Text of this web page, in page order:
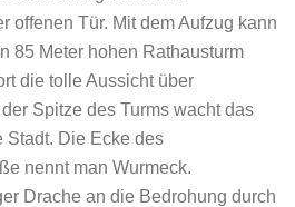
offenen Tür. Mit dem Aufzug kann
85 Meter hohen Rathausturm
die tolle Aussicht über
Spitze des Turms wacht das
Stadt. Die Ecke des
nennt man Wurmeck.
Drache an die Bedrohung durch